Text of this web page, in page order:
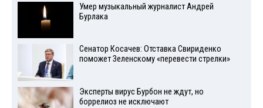
Умер музыкальный журналист Андрей
Бурлака
Сенатор Косачев: Отставка Свириденко
поможет Зеленскому «перевести стрелки»
Эксперты вирус Бурбон не ждут, но
боррелиоз не исключают